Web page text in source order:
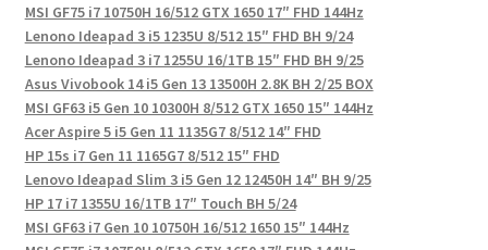
MSI GF75 i7 10750H 16/512 GTX 1650 17″ FHD 144Hz
Lenono Ideapad 3 i5 1235U 8/512 15″ FHD BH 9/24
Lenono Ideapad 3 i7 1255U 16/1TB 15″ FHD BH 9/25
Asus Vivobook 14 i5 Gen 13 13500H 2.8K BH 2/25 BOX
MSI GF63 i5 Gen 10 10300H 8/512 GTX 1650 15″ 144Hz
Acer Aspire 5 i5 Gen 11 1135G7 8/512 14″ FHD
HP 15s i7 Gen 11 1165G7 8/512 15″ FHD
Lenovo Ideapad Slim 3 i5 Gen 12 12450H 14″ BH 9/25
HP 17 i7 1355U 16/1TB 17″ Touch BH 5/24
MSI GF63 i7 Gen 10 10750H 16/512 1650 15″ 144Hz